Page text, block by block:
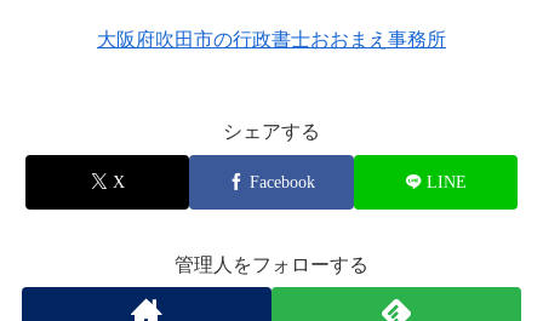
大阪府吹田市の行政書士おおまえ事務所
シェアする
X Facebook LINE
管理人をフォローする